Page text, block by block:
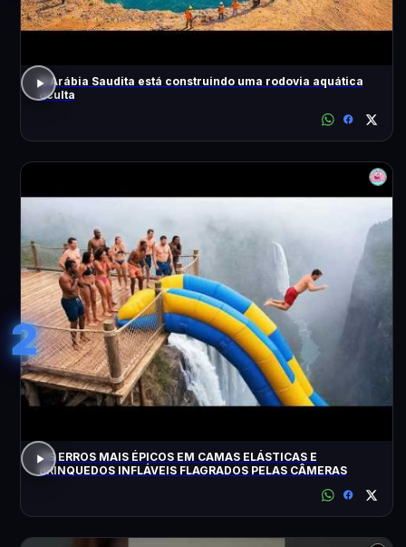
A Arábia Saudita está construindo uma rodovia aquática
oculta
2
OS ERROS MAIS ÉPICOS EM CAMAS ELÁSTICAS E
BRINQUEDOS INFLÁVEIS FLAGRADOS PELAS CÂMERAS